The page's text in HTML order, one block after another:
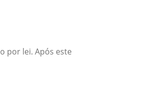
por lei. Após este